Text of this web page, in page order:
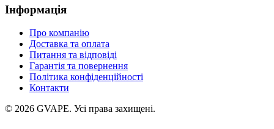
Інформація
Про компанію
Доставка та оплата
Питання та відповіді
Гарантія та повернення
Політика конфіденційності
Контакти
© 2026 GVAPE. Усі права захищені.